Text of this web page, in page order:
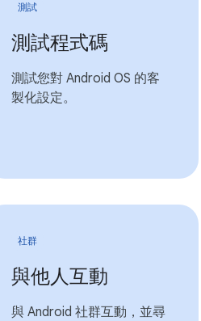
測試
測試程式碼
測試您對 Android OS 的客
製化設定。
社群
與他人互動
與 Android 社群互動，並尋